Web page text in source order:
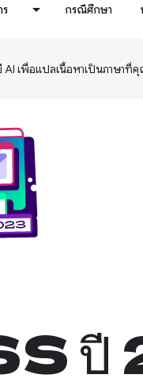
ร กรณีศึกษา
AI เพื่อแปลเนื้อหาเป็นภาษา